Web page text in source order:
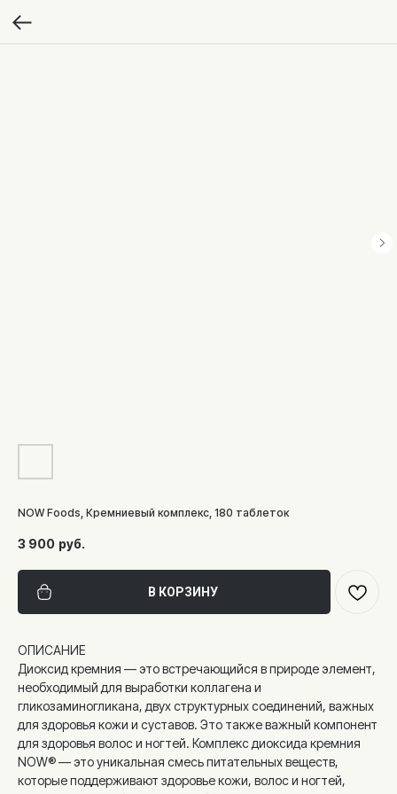
NOW Foods, Кремниевый комплекс, 180 таблеток
3 900 руб.
В КОРЗИНУ
ОПИСАНИЕ
Диоксид кремния — это встречающийся в природе элемент,
необходимый для выработки коллагена и
гликозаминогликана, двух структурных соединений, важных
для здоровья кожи и суставов. Это также важный компонент
для здоровья волос и ногтей. Комплекс диоксида кремния
NOW® — это уникальная смесь питательных веществ,
которые поддерживают здоровье кожи, волос и ногтей,